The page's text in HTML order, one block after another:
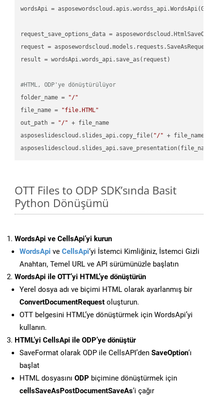
wordsApi =
request_save_options_data =
request =
result = wordsApi.words_api.save_as(request)
#HTML, ODP'ye dönüştürülüyor
folder_name =
"/"
file_name =
"file.HTML"
out_path =
"/" + file_name
asposeslidescloud.slides_api.copy_file( "/" + file_name,
OTT Files to ODP SDK’sında Basit
Python Dönüşümü
WordsApi ve CellsApi’yi kurun
WordsApi ve CellsApi‘yi İstemci Kimliğiniz, İstemci Gizli
Anahtarı, Temel URL ve API sürümünüzle başlatın
WordsApi ile OTT’yi HTML’ye dönüştürün
Yerel dosya adı ve biçimi HTML olarak ayarlanmış bir
ConvertDocumentRequest oluşturun.
OTT belgesini HTML’ye dönüştürmek için WordsApi’yi
kullanın.
HTML’yi CellsApi ile ODP’ye dönüştür
SaveFormat olarak ODP ile CellsAPI’den SaveOption‘ı
başlat
HTML dosyasını ODP biçimine dönüştürmek için
cellsSaveAsPostDocumentSaveAs‘i çağır